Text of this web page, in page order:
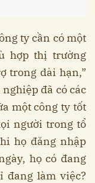
ty cần có một
hợp thị trường
trong dài hạn,”
đã có các
một công ty tốt
người trong tổ
họ đăng nhập
họ có đang
đang làm việc?